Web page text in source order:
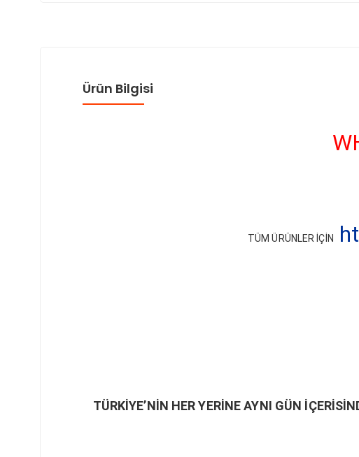
Ürün Bilgisi
TÜM ÜRÜNLER İÇİN
TÜRKİYE’NİN HER YERİNE AYNI GÜN İÇERİSİ